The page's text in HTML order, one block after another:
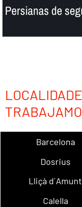
Persianas de
Barcelona
Dosrius
Lliçà d´Amunt
Calella